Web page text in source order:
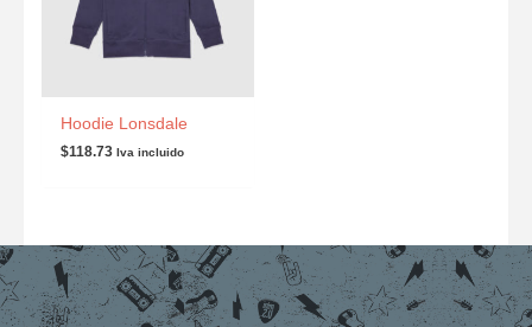
Hoodie Lonsdale
$118.73 Iva incluido